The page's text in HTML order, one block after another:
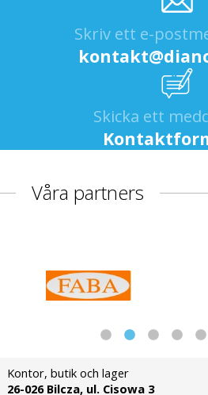
Skriv ett e-
Skicka ett
Våra partners
Kontor, butik och lager
26-026 Bilcza, ul. Cisowa 3